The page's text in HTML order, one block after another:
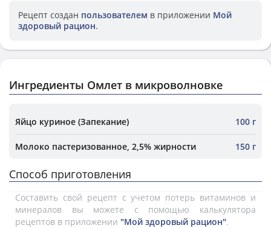
Рецепт создан пользователем в приложении Мой
здоровый рацион.
Ингредиенты Омлет в микроволновке
Яйцо куриное (Запекание) 100 г
Молоко пастеризованное, 2,5% жирности 150 г
Способ приготовления
Составить свой рецепт с учетом потерь витаминов и
минералов вы можете с помощью калькулятора
рецептов в приложении "Мой здоровый рацион".